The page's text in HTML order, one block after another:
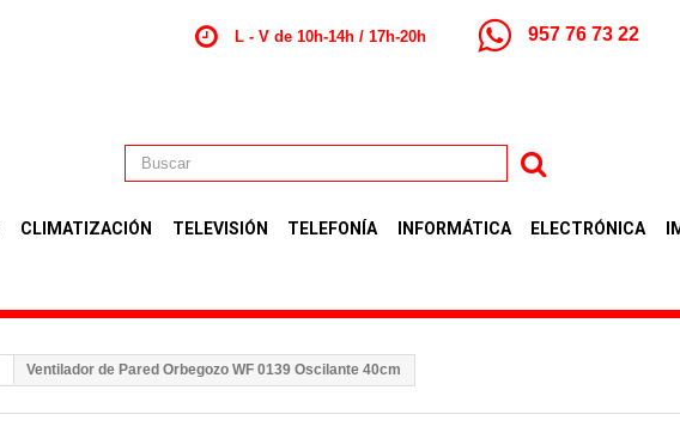
L - V de 10h-14h / 17h-20h 957 76 73 22
CLIMATIZACIÓN TELEVISIÓN TELEFONÍA INFORMÁTICA ELECTRÓNICA
Ventilador de Pared Orbegozo WF 0139 Oscilante 40cm